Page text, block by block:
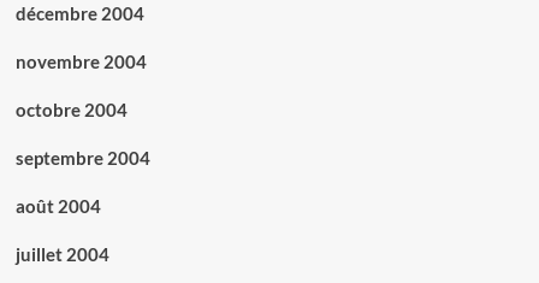
décembre 2004
novembre 2004
octobre 2004
septembre 2004
août 2004
juillet 2004